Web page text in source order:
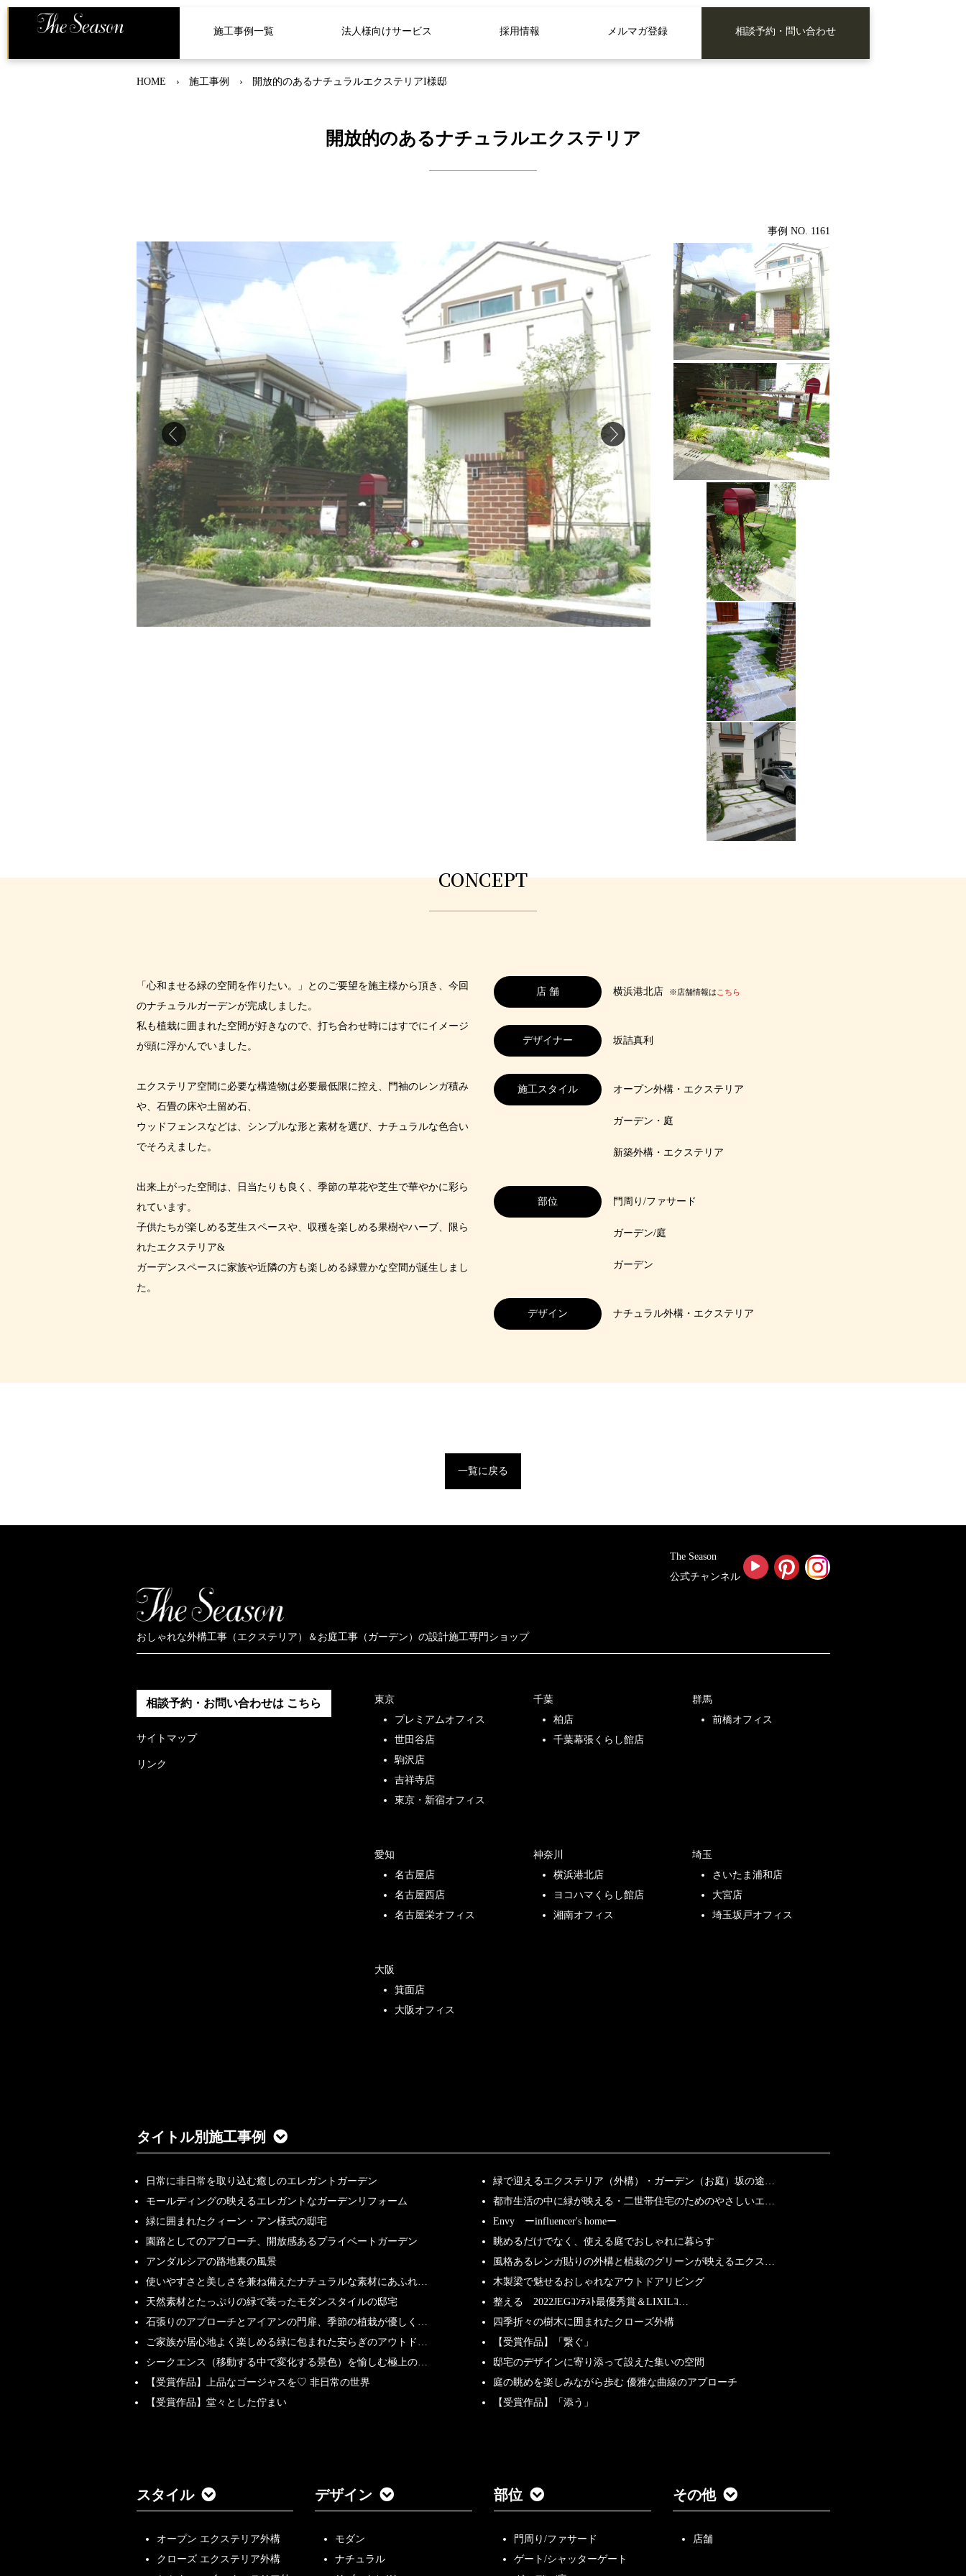
施工事例一覧 法人様向けサービス 採用情報 メルマガ登録 相談予約・問い合わせ
HOME 施工事例 開放的のあるナチュラルエクステリアI様邸
開放的のあるナチュラルエクステリア
事例 NO. 1161
CONCEPT
「心和ませる緑の空間を作りたい。」とのご要望を施主様から頂き、今回
のナチュラルガーデンが完成しました。
私も植栽に囲まれた空間が好きなので、打ち合わせ時にはすでにイメージ
が頭に浮かんでいました。
エクステリア空間に必要な構造物は必要最低限に控え、門袖のレンガ積み
や、石畳の床や土留め石、
ウッドフェンスなどは、シンプルな形と素材を選び、ナチュラルな色合い
でそろえました。
出来上がった空間は、日当たりも良く、季節の草花や芝生で華やかに彩ら
れています。
子供たちが楽しめる芝生スペースや、収穫を楽しめる果樹やハーブ、限ら
れたエクステリア&
ガーデンスペースに家族や近隣の方も楽しめる緑豊かな空間が誕生しまし
た。
店 舗 横浜港北店 ※店舗情報は こちら
デザイナー 坂詰真利
施工スタイル オープン外構・エクステリア
ガーデン・庭
新築外構・エクステリア
部位 門周り/ファサード
ガーデン/庭
ガーデン
デザイン ナチュラル外構・エクステリア
一覧に戻る
The Season
公式チャンネル
おしゃれな外構工事（エクステリア）＆お庭工事（ガーデン）の設計施工専門ショップ
相談予約・お問い合わせは こちら
サイトマップ
リンク
東京
プレミアムオフィス
世田谷店
駒沢店
吉祥寺店
東京・新宿オフィス
千葉
柏店
千葉幕張くらし館店
群馬
前橋オフィス
愛知
名古屋店
名古屋西店
名古屋栄オフィス
神奈川
横浜港北店
ヨコハマくらし館店
湘南オフィス
埼玉
さいたま浦和店
大宮店
埼玉坂戸オフィス
大阪
箕面店
大阪オフィス
タイトル別施工事例
日常に非日常を取り込む癒しのエレガントガーデン
緑で迎えるエクステリア（外構）・ガーデン（お庭）坂の途…
モールディングの映えるエレガントなガーデンリフォーム
都市生活の中に緑が映える・二世帯住宅のためのやさしいエ…
緑に囲まれたクィーン・アン様式の邸宅
Envy ーinfluencer's homeー
園路としてのアプローチ、開放感あるプライベートガーデン
眺めるだけでなく、使える庭でおしゃれに暮らす
アンダルシアの路地裏の風景
風格あるレンガ貼りの外構と植栽のグリーンが映えるエクス…
使いやすさと美しさを兼ね備えたナチュラルな素材にあふれ…
木製梁で魅せるおしゃれなアウトドアリビング
天然素材とたっぷりの緑で装ったモダンスタイルの邸宅
整える 2022JEGｺﾝﾃｽﾄ最優秀賞＆LIXILｺ…
石張りのアプローチとアイアンの門扉、季節の植栽が優しく…
四季折々の樹木に囲まれたクローズ外構
ご家族が居心地よく楽しめる緑に包まれた安らぎのアウトド…
【受賞作品】「繋ぐ」
シークエンス（移動する中で変化する景色）を愉しむ極上の…
邸宅のデザインに寄り添って設えた集いの空間
【受賞作品】上品なゴージャスを♡ 非日常の世界
庭の眺めを楽しみながら歩む 優雅な曲線のアプローチ
【受賞作品】堂々とした佇まい
【受賞作品】「添う」
スタイル
オープン エクステリア外構
クローズ エクステリア外構
デザイン
モダン
ナチュラル
部位
門周り/ファサード
ゲート/シャッターゲート
その他
店舗